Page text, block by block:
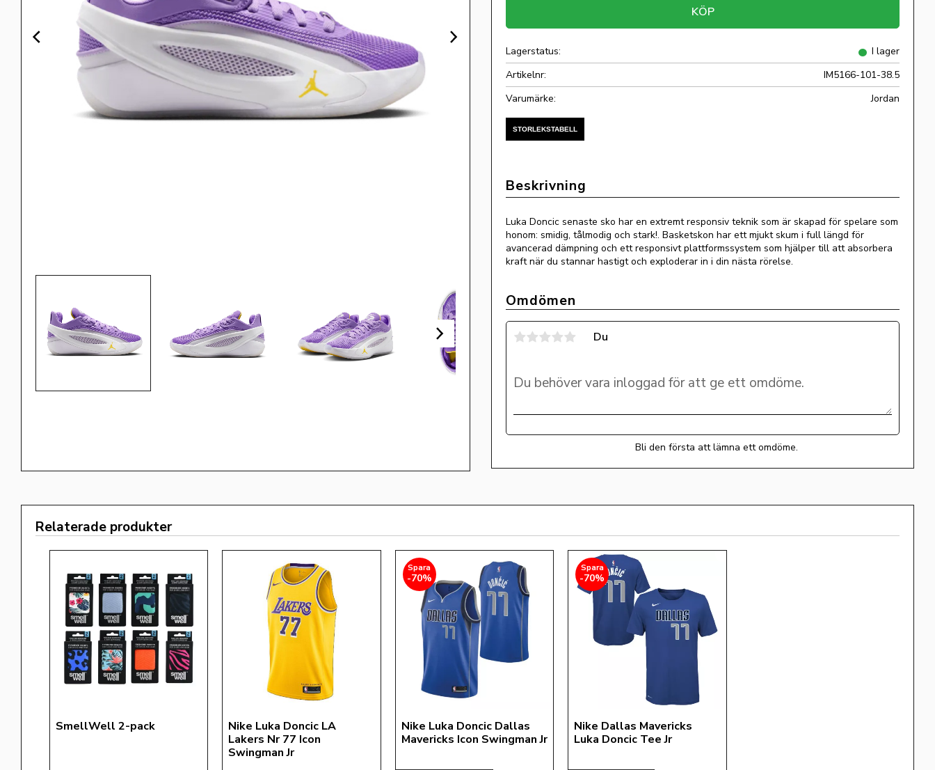
KÖP
Lagerstatus
I lager
Artikelnr
IM5166-101-38.5
Jordan
Luka Doncic senaste sko har en extremt responsiv teknik som är skapad för spelare som
honom: smidig, tålmodig och stark!. Basketskon har ett mjukt skum i full längd för
avancerad dämpning och ett responsivt plattformssystem som hjälper till att absorbera
kraft när du stannar hastigt och exploderar in i din nästa rörelse.
Omdömen
Du
Bli den första att lämna ett omdöme.
Relaterade produkter
SmellWell 2-pack
Nike Luka Doncic LA
Lakers Nr 77 Icon
Swingman Jr
Nike Luka Doncic Dallas
Mavericks Icon Swingman Jr
70%
Nike Dallas Mavericks
Luka Doncic Tee Jr
70%